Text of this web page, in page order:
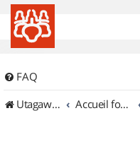
FAQ
UtagawaVTT (Randos VTT et VTTAE avec traces GPS)
Accueil forum